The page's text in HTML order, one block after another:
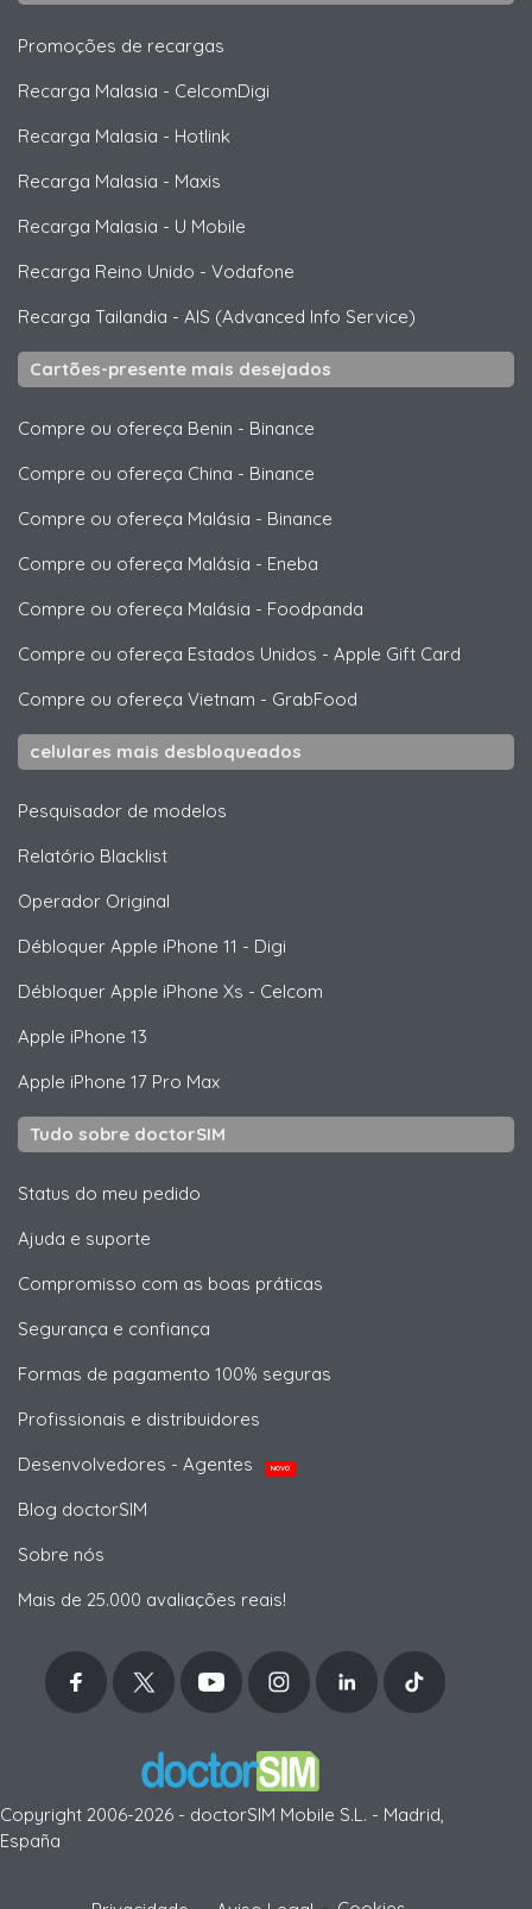
Promoções de recargas
Recarga Malasia - CelcomDigi
Recarga Malasia - Hotlink
Recarga Malasia - Maxis
Recarga Malasia - U Mobile
Recarga Reino Unido - Vodafone
Recarga Tailandia - AIS (Advanced Info Service)
Cartões-presente mais desejados
Compre ou ofereça Benin - Binance
Compre ou ofereça China - Binance
Compre ou ofereça Malásia - Binance
Compre ou ofereça Malásia - Eneba
Compre ou ofereça Malásia - Foodpanda
Compre ou ofereça Estados Unidos - Apple Gift Card
Compre ou ofereça Vietnam - GrabFood
celulares mais desbloqueados
Pesquisador de modelos
Relatório Blacklist
Operador Original
Débloquer Apple iPhone 11 - Digi
Débloquer Apple iPhone Xs - Celcom
Apple iPhone 13
Apple iPhone 17 Pro Max
Tudo sobre doctorSIM
Status do meu pedido
Ajuda e suporte
Compromisso com as boas práticas
Segurança e confiança
Formas de pagamento 100% seguras
Profissionais e distribuidores
Desenvolvedores - Agentes
NOVO
Blog doctorSIM
Sobre nós
Mais de 25.000 avaliações reais!
Copyright 2006-2026 - doctorSIM Mobile S.L. - Madrid,
España